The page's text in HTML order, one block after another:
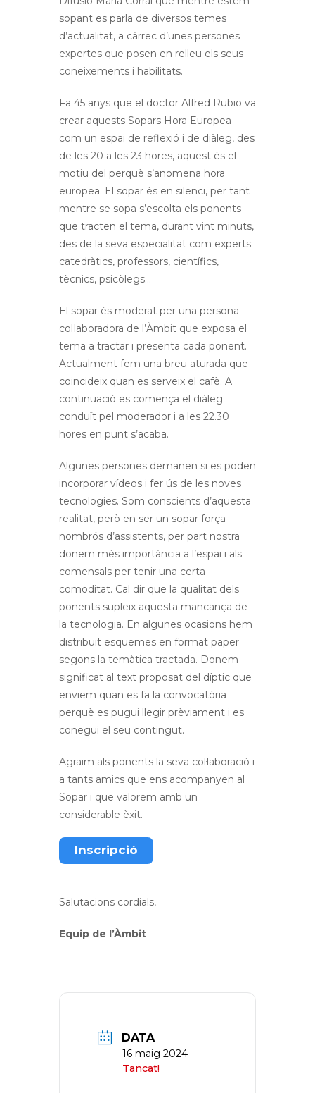
sopant es parla de diversos temes
d’actualitat, a càrrec d’unes persones
expertes que posen en relleu els seus
coneixements i habilitats.
Fa 45 anys que el doctor Alfred Rubio va
crear aquests Sopars Hora Europea
com un espai de reflexió i de diàleg, des
de les 20 a les 23 hores, aquest és el
motiu del perquè s’anomena hora
europea. El sopar és en silenci, per tant
mentre se sopa s’escolta els ponents
que tracten el tema, durant vint minuts,
des de la seva especialitat com experts:
catedràtics, professors, científics,
tècnics, psicòlegs…
El sopar és moderat per una persona
col·laboradora de l’Àmbit que exposa el
tema a tractar i presenta cada ponent.
Actualment fem una breu aturada que
coincideix quan es serveix el cafè. A
continuació es comença el diàleg
conduït pel moderador i a les 22.30
hores en punt s’acaba.
Algunes persones demanen si es poden
incorporar vídeos i fer ús de les noves
tecnologies. Som conscients d’aquesta
realitat, però en ser un sopar força
nombrós d’assistents, per part nostra
donem més importància a l’espai i als
comensals per tenir una certa
comoditat. Cal dir que la qualitat dels
ponents supleix aquesta mancança de
la tecnologia. En algunes ocasions hem
distribuït esquemes en format paper
segons la temàtica tractada. Donem
significat al text proposat del díptic que
enviem quan es fa la convocatòria
perquè es pugui llegir prèviament i es
conegui el seu contingut.
Agraïm als ponents la seva col·laboració i
a tants amics que ens acompanyen al
Sopar i que valorem amb un
considerable èxit.
Inscripció
Salutacions cordials,
Equip de l’Àmbit
DATA
16 maig 2024
Tancat!